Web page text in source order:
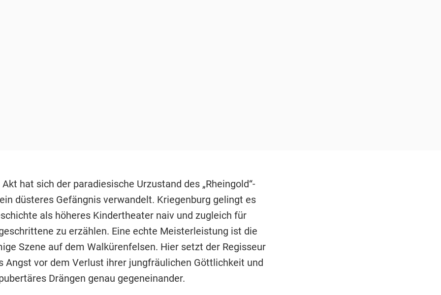
hat sich der paradiesische Urzustand des „Rheingold“-
düsteres Gefängnis verwandelt. Kriegenburg gelingt es
als höheres Kindertheater naiv und zugleich für
zu erzählen. Eine echte Meisterleistung ist die
Szene auf dem Walkürenfelsen. Hier setzt der Regisseur
Angst vor dem Verlust ihrer jungfräulichen Göttlichkeit und
Drängen genau gegeneinander.